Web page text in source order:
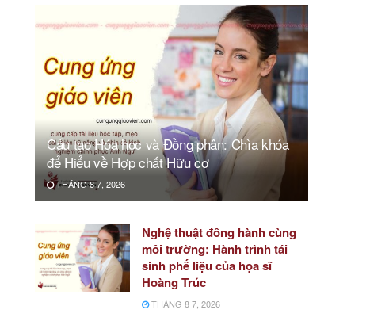
Cấu tạo Hóa học và Đồng phân: Chìa khóa
để Hiểu về Hợp chất Hữu cơ
THÁNG 8 7, 2026
Nghệ thuật đồng hành cùng
môi trường: Hành trình tái
sinh phế liệu của họa sĩ
Hoàng Trúc
THÁNG 8 7, 2026